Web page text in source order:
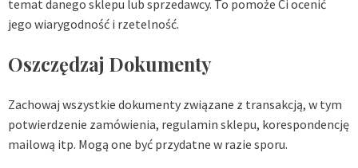
temat danego sklepu lub sprzedawcy. To pomoże Ci ocenić
jego wiarygodność i rzetelność.
Oszczędzaj Dokumenty
Zachowaj wszystkie dokumenty związane z transakcją, w tym
potwierdzenie zamówienia, regulamin sklepu, korespondencję
mailową itp. Mogą one być przydatne w razie sporu.